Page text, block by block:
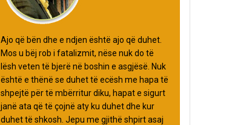
Ajo që bën dhe e ndjen është ajo që duhet.
Mos u bëj rob i fatalizmit, nëse nuk do të
lësh veten të bjerë në boshin e asgjësë. Nuk
është e thënë se duhet të ecësh me hapa të
shpejtë për të mbërritur diku, hapat e sigurt
janë ata që të çojnë aty ku duhet dhe kur
duhet të shkosh. Jepu me gjithë shpirt asaj